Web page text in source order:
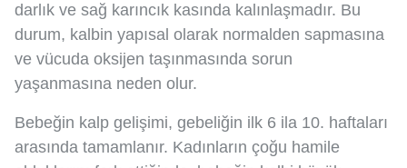
darlık ve sağ karıncık kasında kalınlaşmadır. Bu
durum, kalbin yapısal olarak normalden sapmasına
ve vücuda oksijen taşınmasında sorun
yaşanmasına neden olur.
Bebeğin kalp gelişimi, gebeliğin ilk 6 ila 10. haftaları
arasında tamamlanır. Kadınların çoğu hamile